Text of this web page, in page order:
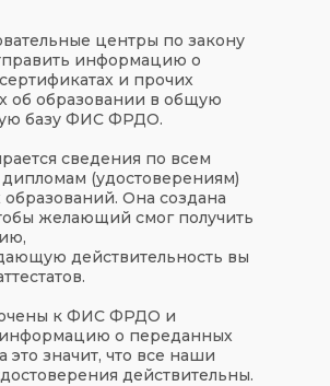
центры по закону
информацию о
и прочих
об образовании в общую
базу ФИС ФРДО.
сведения по всем
(удостоверениям)
образований. Она создана
желающий смог получить
действительность вы
к ФИС ФРДО и
о переданных
это значит, что все наши
действительны.